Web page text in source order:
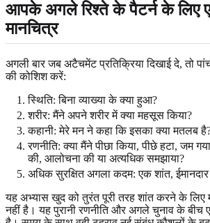
आपके अगले रिश्ते के पैटर्न के लिए
मानचित्र
अगली बार जब अटैचमेंट प्रतिक्रिया दिखाई दे, तो
की कोशिश करें:
स्थिति: बिना व्याख्या के क्या हुआ?
शरीर: मैंने अपने शरीर में क्या महसूस किया?
कहानी: मेरे मन ने कहा कि इसका क्या मतलब
रणनीति: क्या मैंने पीछा किया, पीछे हटा, जम
की, आलोचना की या अत्यधिक समझाया?
अधिक सुरक्षित अगला कदम: एक शांत, ईमानदार
यह अभ्यास खुद को तुरंत पूरी तरह शांत करने के लिए
नहीं है। यह पुरानी रणनीति और अगले चुनाव के बीच